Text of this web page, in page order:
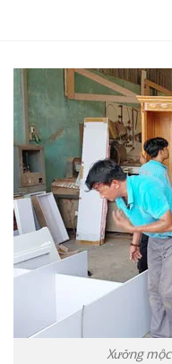
Xưởng